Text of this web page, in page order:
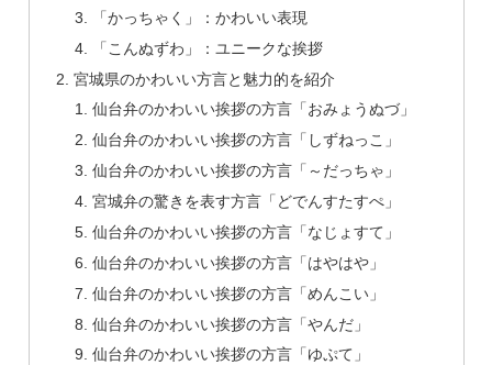
「かっちゃく」：かわいい表現
「こんぬずわ」：ユニークな挨拶
宮城県のかわいい方言と魅力的を紹介
仙台弁のかわいい挨拶の方言「おみょうぬづ」
仙台弁のかわいい挨拶の方言「しずねっこ」
仙台弁のかわいい挨拶の方言「～だっちゃ」
宮城弁の驚きを表す方言「どでんすたすぺ」
仙台弁のかわいい挨拶の方言「なじょすて」
仙台弁のかわいい挨拶の方言「はやはや」
仙台弁のかわいい挨拶の方言「めんこい」
仙台弁のかわいい挨拶の方言「やんだ」
仙台弁のかわいい挨拶の方言「ゆぷて」